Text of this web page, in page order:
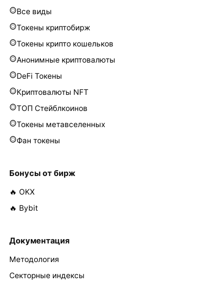
Все виды
Токены криптобирж
Токены крипто кошельков
Анонимные криптовалюты
DeFi Токены
Криптовалюты NFT
ТОП Стейблкоинов
Токены метавселенных
Фан токены
Бонусы от бирж
🔥 OKX
🔥 Bybit
Документация
Методология
Секторные индексы